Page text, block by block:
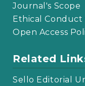
Journal's Scope
Ethical Conduct
Open Access
Related
Sello Editorial